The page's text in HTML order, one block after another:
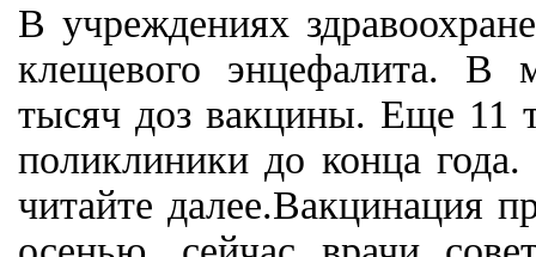
В учреждениях
клещевого энцефалита. В
тысяч доз вакцины. Еще 11
поликлиники до конца
читайте далее.Вакцинация